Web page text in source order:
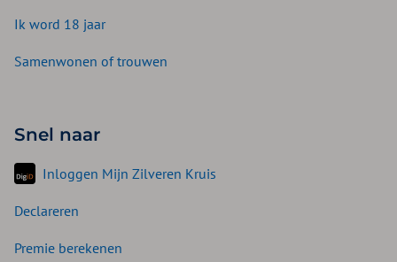
Ik word 18 jaar
Samenwonen of trouwen
Snel naar
Inloggen Mijn Zilveren Kruis
Declareren
Premie berekenen